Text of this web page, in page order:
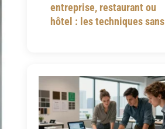
entreprise, restaurant ou
hôtel : les techniques sans